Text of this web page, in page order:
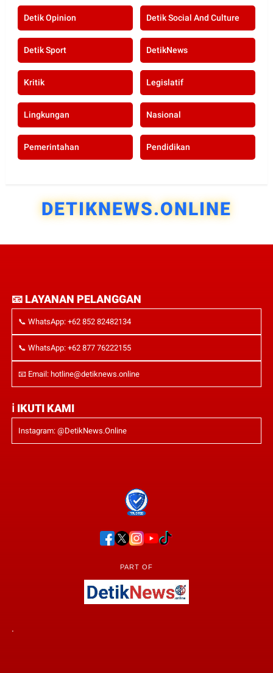
Detik Opinion Detik Social And Culture
Detik Sport DetikNews
Kritik Legislatif
Lingkungan Nasional
Pemerintahan Pendidikan
DETIKNEWS.ONLINE
📧 LAYANAN PELANGGAN
📞 WhatsApp: +62 852 82482134
📞 WhatsApp: +62 877 76222155
📧 Email: hotline@detiknews.online
ℹ IKUTI KAMI
Instagram: @DetikNews.Online
PART OF
.